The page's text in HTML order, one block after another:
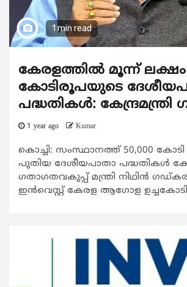
1 min read
കേരളത്തിൽ മൂന്ന് ലക്ഷം
കോടിരൂപയുടെ
പദ്ധതികള്‍: കേന്ദ്രമന്ത്രി
1 year ago Kumar
കൊച്ചി: സംസ്ഥാനത്ത് 50,000
പുതിയ ദേശീയപാതാ പദ്ധതികള്‍
ഗതാഗതവകുപ്പ് മന്ത്രി നിഥിന്‍ ഗഡ്കരി
ഇന്‍വെസ്റ്റ് കേരള ആഗോള